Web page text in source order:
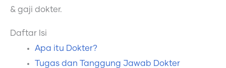
& gaji dokter.
Daftar Isi
Apa itu Dokter?
Tugas dan Tanggung Jawab Dokter